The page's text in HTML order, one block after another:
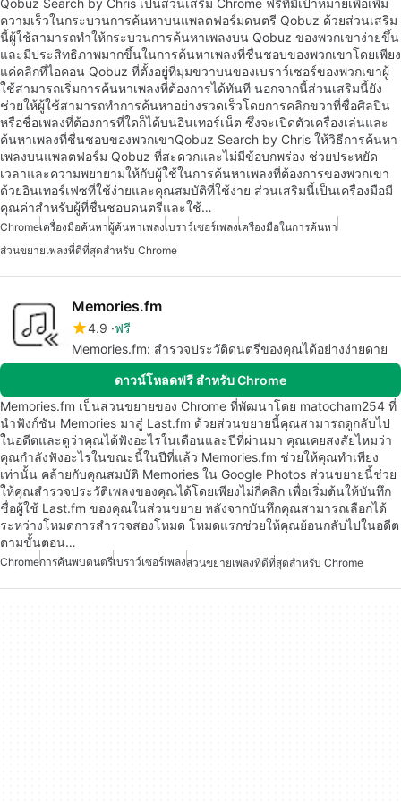
ความเร็วในกระบวนการค้นหาบนแพลตฟอร์มดนตรี Qobuz ด้วยส่วนเสริม
นี้ผู้ใช้สามารถทำให้กระบวนการค้นหาเพลงบน Qobuz ของพวกเขาง่ายขึ้น
และมีประสิทธิภาพมากขึ้นในการค้นหาเพลงที่ชื่นชอบของพวกเขาโดยเพียง
แค่คลิกที่ไอคอน Qobuz ที่ตั้งอยู่ที่มุมขวาบนของเบราว์เซอร์ของพวกเขาผู้
ใช้สามารถเริ่มการค้นหาเพลงที่ต้องการได้ทันที นอกจากนี้ส่วนเสริมนี้ยัง
ช่วยให้ผู้ใช้สามารถทำการค้นหาอย่างรวดเร็วโดยการคลิกขวาที่ชื่อศิลปิน
หรือชื่อเพลงที่ต้องการที่ใดก็ได้บนอินเทอร์เน็ต ซึ่งจะเปิดตัวเครื่องเล่นและ
ค้นหาเพลงที่ชื่นชอบของพวกเขาQobuz Search by Chris ให้วิธีการค้นหา
เพลงบนแพลตฟอร์ม Qobuz ที่สะดวกและไม่มีข้อบกพร่อง ช่วยประหยัด
เวลาและความพยายามให้กับผู้ใช้ในการค้นหาเพลงที่ต้องการของพวกเขา
ด้วยอินเทอร์เฟซที่ใช้ง่ายและคุณสมบัติที่ใช้ง่าย ส่วนเสริมนี้เป็นเครื่องมือมี
คุณค่าสำหรับผู้ที่ชื่นชอบดนตรีและใช้…
Chromeเครื่องมือค้นหาผู้ค้นหาเพลงเบราว์เซอร์เพลงเครื่องมือในการค้นหา
ส่วนขยายเพลงที่ดีที่สุดสำหรับ Chrome
Memories.fm
4.9 ฟรี
Memories.fm: สำรวจประวัติดนตรีของคุณได้อย่างง่ายดาย
ดาวน์โหลดฟรี สำหรับ Chrome
Memories.fm เป็นส่วนขยายของ Chrome ที่พัฒนาโดย matocham254 ที่
นำฟังก์ชัน Memories มาสู่ Last.fm ด้วยส่วนขยายนี้คุณสามารถดูกลับไป
ในอดีตและดูว่าคุณได้ฟังอะไรในเดือนและปีที่ผ่านมา คุณเคยสงสัยไหมว่า
คุณกำลังฟังอะไรในขณะนี้ในปีที่แล้ว Memories.fm ช่วยให้คุณทำเพียง
เท่านั้น คล้ายกับคุณสมบัติ Memories ใน Google Photos ส่วนขยายนี้ช่วย
ให้คุณสำรวจประวัติเพลงของคุณได้โดยเพียงไม่กี่คลิก เพื่อเริ่มต้นให้บันทึก
ชื่อผู้ใช้ Last.fm ของคุณในส่วนขยาย หลังจากบันทึกคุณสามารถเลือกได้
ระหว่างโหมดการสำรวจสองโหมด โหมดแรกช่วยให้คุณย้อนกลับไปในอดีต
ตามขั้นตอน…
Chromeการค้นพบดนตรีเบราว์เซอร์เพลงส่วนขยายเพลงที่ดีที่สุดสำหรับ Chrome